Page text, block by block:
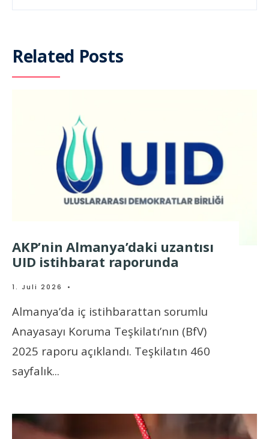
Related Posts
AKP’nin Almanya’daki uzantısı
UID istihbarat raporunda
1. Juli 2026 •
Almanya’da iç istihbarattan sorumlu
Anayasayı Koruma Teşkilatı’nın (BfV)
2025 raporu açıklandı. Teşkilatın 460
sayfalık...